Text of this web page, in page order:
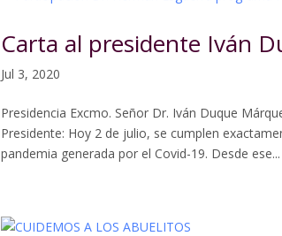
Carta al presidente Iván
Jul 3, 2020
Presidencia Excmo. Señor Dr. Iván Duque
Presidente: Hoy 2 de julio, se cumplen
pandemia generada por el Covid-19. Desde ese...